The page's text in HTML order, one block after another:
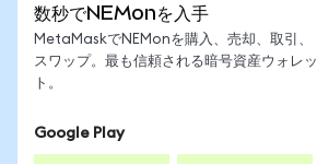
数秒でNEMonを入手
MetaMaskでNEMonを購入、売却、取引、
スワップ。最も信頼される暗号資産ウォレッ
ト。
Google Play